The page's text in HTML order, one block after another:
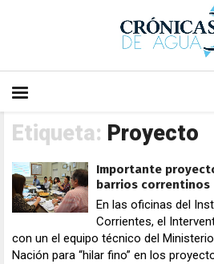
Etiqueta: Proyecto
Importante
barrios correntinos
En las oficinas del
Corrientes, el
con un el equipo técnico del
Nación para “hilar fino” en los